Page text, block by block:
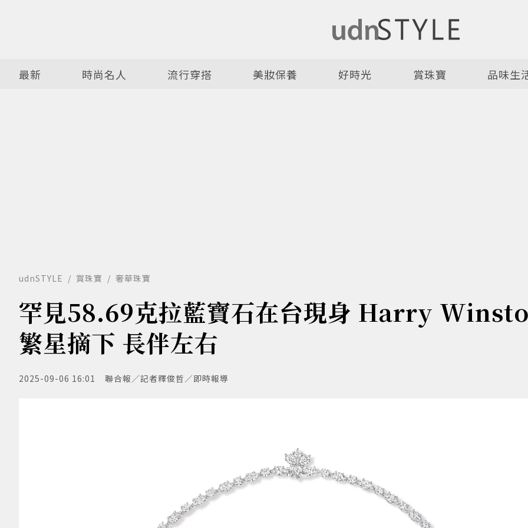
最新 時尚名人 流行穿搭 美妝保養 好時光 賞珠寶 品味生
udnSTYLE 賞珠寶 奢華珠寶
罕見58.69克拉藍寶石在台現身 Harry
繁星摘下 長伴左右
2025-09-06 16:01 聯合報／記者釋俊哲／即時報導